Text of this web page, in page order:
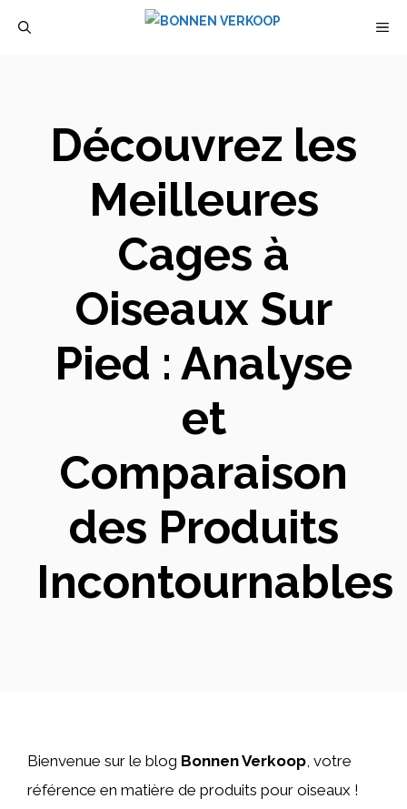
Découvrez les
Meilleures
Cages à
Oiseaux Sur
Pied : Analyse
et
Comparaison
des Produits
Incontournables
Bienvenue sur le blog Bonnen Verkoop, votre
référence en matière de produits pour oiseaux !